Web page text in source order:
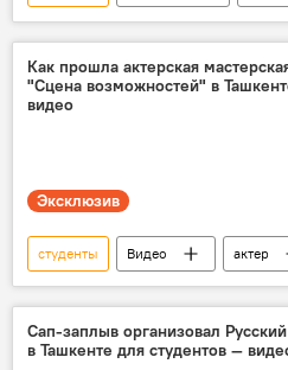
Россия
Арктика
экспедиция
ледокол
Как прошла актерская
"Сцена возможностей" в
видео
Эксклюзив
студенты Видео
актер
школьники
актеры
Узбекистан
педагог
Сап-заплыв организовал
в Ташкенте для студентов —